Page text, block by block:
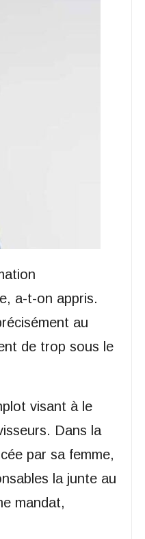
a-t-on appris.
au
de trop sous le
visant à le
Dans la
par sa femme,
la junte au
mandat,